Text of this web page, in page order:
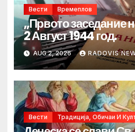
Вести Времеплов
„Првото
2 Август 1944 год.
AUG 2, 2026 RADOVIS
Вести Традиција, Обичаи И